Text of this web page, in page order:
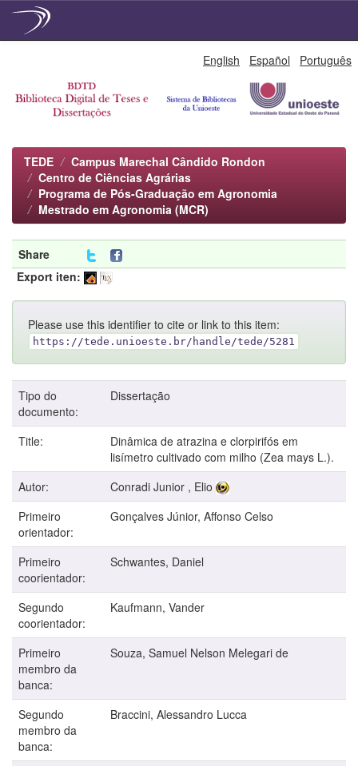
English Español Português
TEDE
Campus Marechal Cândido Rondon
Centro de Ciências Agrárias
Programa de Pós-Graduação em Agronomia
Mestrado em Agronomia (MCR)
Share
Export iten:
Please use this identifier to cite or link to this item:
https://tede.unioeste.br/handle/tede/5281
Tipo do
documento:
Dissertação
Title:
Dinâmica de atrazina e clorpirifós em
lisímetro cultivado com milho (Zea mays L.).
Autor:
Conradi Junior , Elio
Primeiro
orientador:
Gonçalves Júnior, Affonso Celso
Primeiro
coorientador:
Schwantes, Daniel
Segundo
coorientador:
Kaufmann, Vander
Primeiro
membro da
banca:
Souza, Samuel Nelson Melegari de
Segundo
membro da
banca:
Braccini, Alessandro Lucca